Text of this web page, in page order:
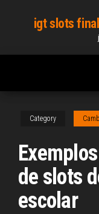
content
igt slots
Category
de slots
escolar